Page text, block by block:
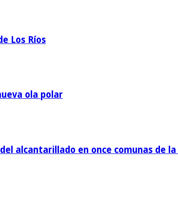
Los Ríos
ola polar
alcantarillado en once comunas de la